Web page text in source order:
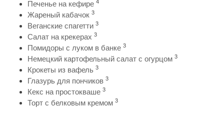
Печенье на кефире 4
Жареный кабачок 3
Веганские спагетти 3
Салат на крекерах 3
Помидоры с луком в банке 3
Немецкий картофельный салат с огурцом 3
Крокеты из вафель 3
Глазурь для пончиков 3
Кекс на простокваше 3
Торт с белковым кремом 3